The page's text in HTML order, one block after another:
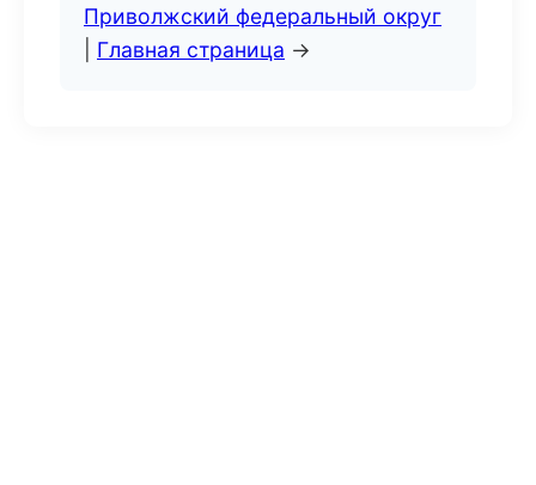
Приволжский федеральный округ
Главная страница →